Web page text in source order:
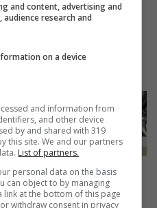
e dopo qualche minuto
Mescolate
cuocere al fuoco
and content, advertising and
research and
on a device
and information from
and other device
by and shared with 319
this site. We and our partners
List of partners.
personal data on the basis
can object to by managing
at the bottom of this page
withdraw consent in privacy